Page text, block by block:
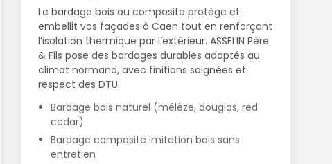
Le bardage bois ou composite protège et
embellit vos façades à Caen tout en renforçant
l’isolation thermique par l’extérieur. ASSELIN Père
& Fils pose des bardages durables adaptés au
climat normand, avec finitions soignées et
respect des DTU.
Bardage bois naturel (mélèze, douglas, red
cedar)
Bardage composite imitation bois sans
entretien